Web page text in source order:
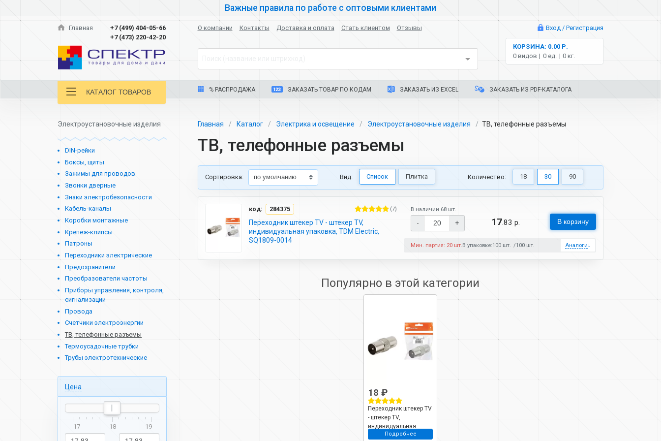
Важные правила по работе с оптовыми клиентами
Главная
+7 (499) 404-05-66
+7 (473) 220-42-20
О компании Контакты Доставка и оплата Стать клиентом Отзывы Вход / Регистрация
КОРЗИНА: 0.00 Р.
0 видов
0 ед. 0 кг.
КАТАЛОГ ТОВАРОВ % РАСПРОДАЖА ЗАКАЗАТЬ ТОВАР ПО КОДАМ ЗАКАЗАТЬ ИЗ EXCEL ЗАКАЗАТЬ ИЗ PDF-КАТАЛОГА
Электроустановочные изделия
DIN-рейки
Боксы, щиты
Зажимы для проводов
Звонки дверные
Знаки электробезопасности
Кабель-каналы
Коробки монтажные
Крепеж-клипсы
Патроны
Переходники электрические
Предохранители
Преобразователи частоты
Приборы управления, контроля,
сигнализации
Провода
Счетчики электроэнергии
ТВ, телефонные разъемы
Термоусадочные трубки
Трубы электротехнические
Цена
17 18 19
Главная Каталог Электрика и освещение Электроустановочные изделия ТВ, телефонные разъемы
ТВ, телефонные разъемы
Cортировка: Вид: Список Плитка Количество: 18 30 90
код: 284375 (7)
Переходник штекер TV - штекер TV,
индивидуальная упаковка, TDM Electric,
SQ1809-0014
В наличии 68 шт.
- + 17.83 р. В корзину
Мин. партия: 20 шт. В упаковке:100 шт. 100 шт. Аналоги↓
Популярно в этой категории
18 ₽
Переходник штекер TV
- штекер TV,
индивидуальная
упаковка, TDM Electric,
Подробнее